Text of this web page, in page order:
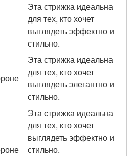
Эта стрижка идеальна
для тех, кто хочет
выглядеть эффектно и
стильно.
Эта стрижка идеальна
для тех, кто хочет
выглядеть элегантно и
стильно.
Эта стрижка идеальна
для тех, кто хочет
выглядеть эффектно и
стильно.